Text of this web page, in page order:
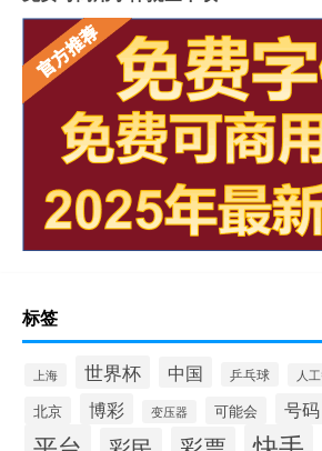
标签
上海 世界杯 中国 乒乓球 人
北京 博彩 变压器 可能会 号码